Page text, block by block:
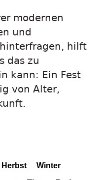
modernen
und
hilft
das zu
kann: Ein Fest
von Alter,
Herbst Winter